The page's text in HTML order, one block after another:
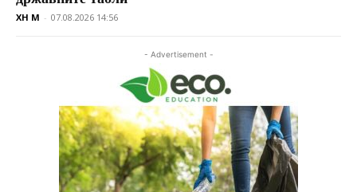
XH M - 07.08.2026 14:56
- Advertisement -